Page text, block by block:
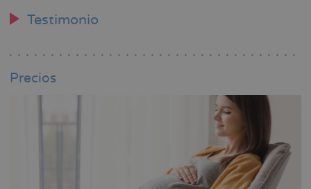
Testimonio
Precios